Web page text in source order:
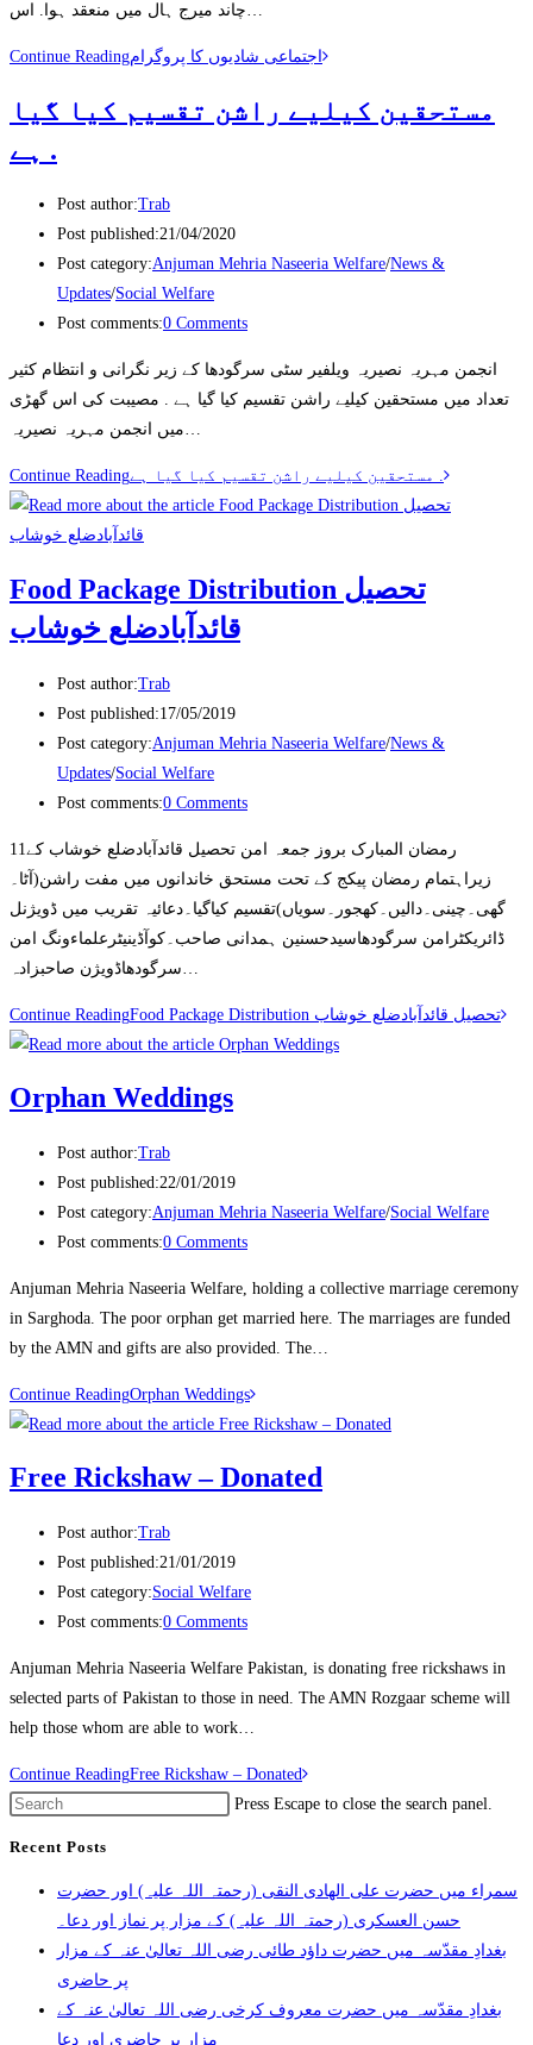
چاند میرج ہال میں منعقد ہوا. اس…
Continue Readingاجتماعی شادیوں کا پروگرام
مستحقین کیلیے راشن تقسیم کیا گیا
ہے .
Post author:Trab
Post published:21/04/2020
Post category:Anjuman Mehria Naseeria Welfare/News &
Updates/Social Welfare
Post comments:0 Comments
انجمن مہریہ نصیریہ ویلفیر سٹی سرگودھا کے زیر نگرانی و انتظام کثیر
تعداد میں مستحقین کیلیے راشن تقسیم کیا گیا ہے . مصیبت کی اس گھڑی
میں انجمن مہریہ نصیریہ…
Continue Reading مستحقین کیلیے راشن تقسیم کیا گیا ہے .
‎Food Package Distribution تحصیل
قائدآبادضلع خوشاب
Post author:Trab
Post published:17/05/2019
Post category:Anjuman Mehria Naseeria Welfare/News &
Updates/Social Welfare
Post comments:0 Comments
11رمضان المبارک بروز جمعہ امن تحصیل قائدآبادضلع خوشاب کے
زیراہتمام رمضان پیکج کے تحت مستحق خاندانوں میں مفت راشن(آٹا۔
گھی۔چینی۔دالیں۔کھجور۔سویاں)تقسیم کیاگیا۔دعائیہ تقریب میں ڈویژنل
ڈائریکٹرامن سرگودھاسیدحسنین ہمدانی صاحب۔کوآڈینیٹرعلماءونگ امن
Continue Reading ‎Food Package Distribution تحصیل قائدآبادضلع خوشاب
Orphan Weddings
Post author:Trab
Post published:22/01/2019
Post category:Anjuman Mehria Naseeria Welfare/Social Welfare
Post comments:0 Comments
Anjuman Mehria Naseeria Welfare, holding a collective marriage ceremony
in Sarghoda. The poor orphan get married here. The marriages are funded
by the AMN and gifts are also provided. The…
Continue ReadingOrphan Weddings
Free Rickshaw – Donated
Post author:Trab
Post published:21/01/2019
Post category:Social Welfare
Post comments:0 Comments
Anjuman Mehria Naseeria Welfare Pakistan, is donating free rickshaws in
selected parts of Pakistan to those in need. The AMN Rozgaar scheme will
help those whom are able to work…
Continue ReadingFree Rickshaw – Donated
Press Escape to close the search panel.
Recent Posts
سمراء میں حضرت علی الھادی النقی (رحمتہ اللہ علیہ) اور حضرت
حسن العسکری (رحمتہ اللہ علیہ) کے مزار پر نماز اور دعا۔
بغدادِ مقدّسہ میں حضرت داؤد طائی رضی اللہ تعالیٰ عنہ کے مزار
پر حاضری
بغدادِ مقدّسہ میں حضرت معروف کرخی رضی اللہ تعالیٰ عنہ کے
مزار پر حاضری اور دعا